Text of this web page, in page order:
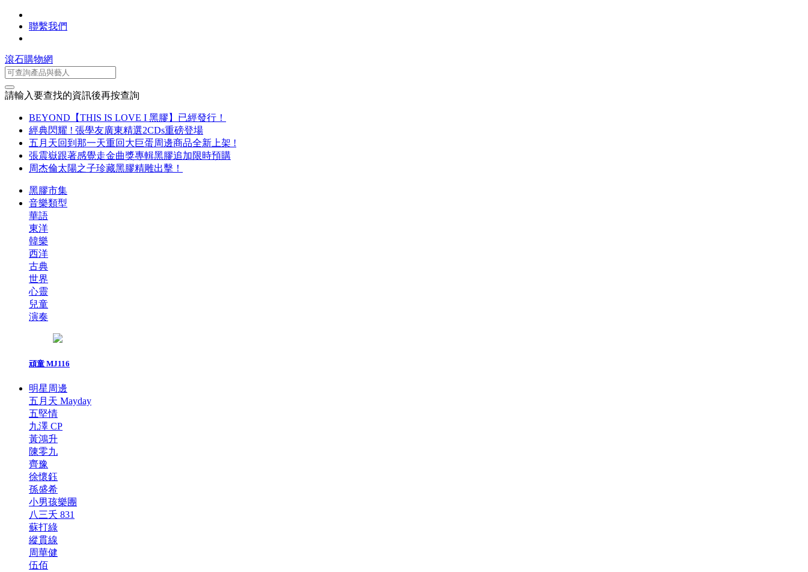
聯繫我們
滾石購物網
請輸入要查找的資訊後再按查詢
BEYOND【THIS IS LOVE I 黑膠】已經發行！
經典閃耀 ! 張學友廣東精選2CDs重磅登場
五月天回到那一天重回大巨蛋周邊商品全新上架 !
張震嶽跟著感覺走金曲獎專輯黑膠追加限時預購
周杰倫太陽之子珍藏黑膠精雕出擊！
黑膠市集
音樂類型
華語
東洋
韓樂
西洋
古典
世界
心靈
兒童
演奏
頑童 MJ116
明星周邊
五月天 Mayday
五堅情
九澤 CP
黃鴻升
陳零九
齊豫
徐懷鈺
孫盛希
小男孩樂團
八三夭 831
蘇打綠
縱貫線
周華健
伍佰